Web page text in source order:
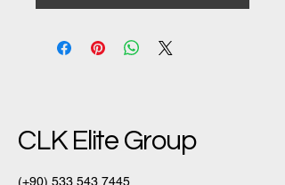
CLK Elite Group
(+90) 533 543 7445